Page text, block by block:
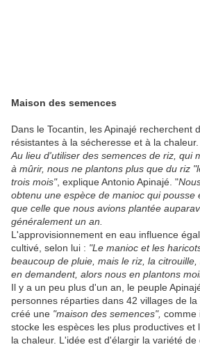
Maison des semences
Dans le Tocantin, les Apinajé recherchent
résistantes à la sécheresse et à la chaleur.
Au lieu d'utiliser des semences de riz, qui
à mûrir, nous ne plantons plus que du riz
trois mois", explique Antonio Apinajé. "
obtenu une espèce de manioc qui pousse
que celle que nous avions plantée
généralement un an.
L'approvisionnement en eau influence
cultivé, selon lui : "Le manioc et les
beaucoup de pluie, mais le riz, la
en demandent, alors nous en plantons
Il y a un peu plus d'un an, le peuple
personnes réparties dans 42 villages de
créé une "maison des semences", comme
stocke les espèces les plus productives et
la chaleur. L'idée est d'élargir la variété de